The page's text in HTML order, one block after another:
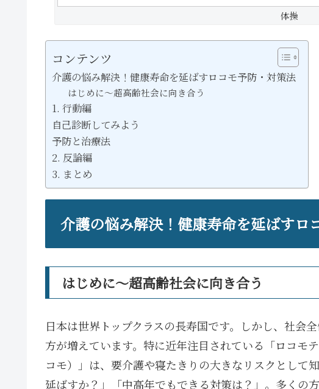
体操
コンテンツ
介護の悩み解決！健康寿命を延ばすロコモ予防・対策法
はじめに～超高齢社会に向き合う
1. 行動編
自己診断してみよう
予防と治療法
2. 反論編
3. まとめ
介護の悩み解決！健康寿命を延ばすロ
はじめに～超高齢社会に向き合う
日本は世界トップクラスの長寿国です。しかし、社会
方が増えています。特に近年注目されている「ロコモ
コモ）」は、要介護や寝たきりの大きなリスクとして
延ばすか？」「中高年でもできる対策は？」。多くの